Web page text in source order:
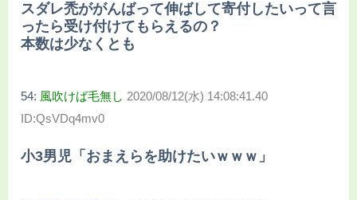
スダレ禿ががんばって伸ばして寄付したいって言
ったら受け付けてもらえるの？
本数は少なくとも
54: 風吹けば毛無し 2020/08/12(水) 14:08:41.40
ID:QsVDq4mv0
小3男児「おまえらを助けたいｗｗｗ」